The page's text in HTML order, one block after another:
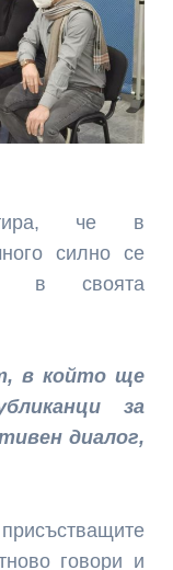
че в
силно се
в своята
в който ще
за
диалог,
говори и